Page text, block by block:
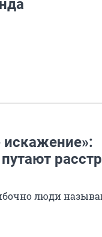
искажение»:
люди